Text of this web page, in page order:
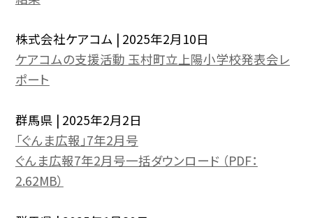
株式会社ケアコム | 2025年2月10日
ケアコムの支援活動 玉村町立上陽小学校発表会レ
ポート
群馬県 | 2025年2月2日
「ぐんま広報」7年2月号
ぐんま広報7年2月号一括ダウンロード （PDF：
2.62MB）